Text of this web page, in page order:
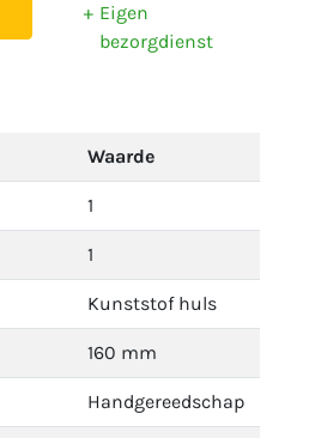
Eigen
bezorgdienst
Waarde
1
1
Kunststof huls
160 mm
Handgereedschap